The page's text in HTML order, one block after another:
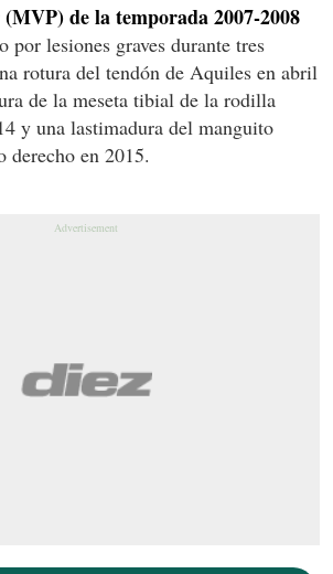
de la temporada 2007-2008
por lesiones graves durante tres
rotura del tendón de Aquiles en abril
de la meseta tibial de la rodilla
y una lastimadura del manguito
derecho en 2015.